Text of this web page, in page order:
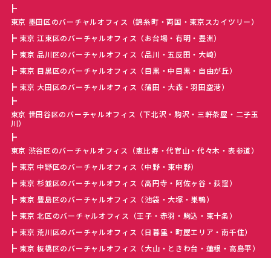
東京 墨田区のバーチャルオフィス（錦糸町・両国・東京スカイツリー）
東京 江東区のバーチャルオフィス（お台場・有明・豊洲）
東京 品川区のバーチャルオフィス（品川・五反田・大崎）
東京 目黒区のバーチャルオフィス（目黒・中目黒・自由が丘）
東京 大田区のバーチャルオフィス（蒲田・大森・羽田空港）
東京 世田谷区のバーチャルオフィス（下北沢・駒沢・三軒茶屋・二子玉
川）
東京 渋谷区のバーチャルオフィス（恵比寿・代官山・代々木・表参道）
東京 中野区のバーチャルオフィス（中野・東中野）
東京 杉並区のバーチャルオフィス（高円寺・阿佐ヶ谷・荻窪）
東京 豊島区のバーチャルオフィス（池袋・大塚・巣鴨）
東京 北区のバーチャルオフィス（王子・赤羽・駒込・東十条）
東京 荒川区のバーチャルオフィス（日暮里・町屋エリア・南千住）
東京 板橋区のバーチャルオフィス（大山・ときわ台・蓮根・高島平）